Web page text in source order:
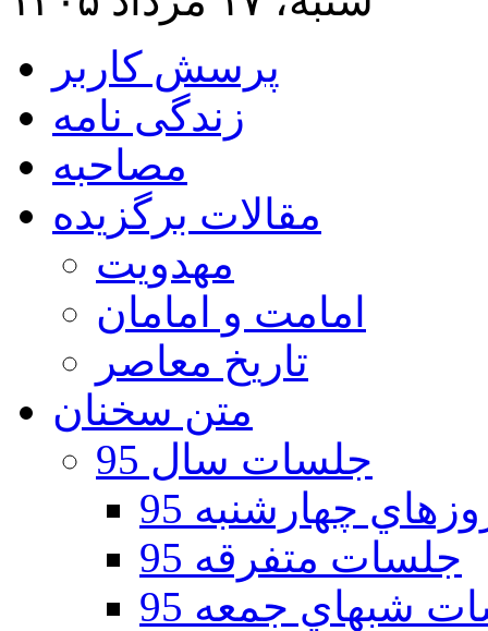
پرسش کاربر
زندگی نامه
مصاحبه
مقالات برگزیده
مهدویت
امامت و امامان
تاریخ معاصر
متن سخنان
جلسات سال 95
چهارشنبه 95
جلسات متفرقه 95
شبهاي جمعه 95